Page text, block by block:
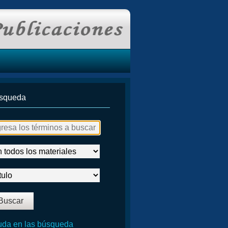
en las búsqueda